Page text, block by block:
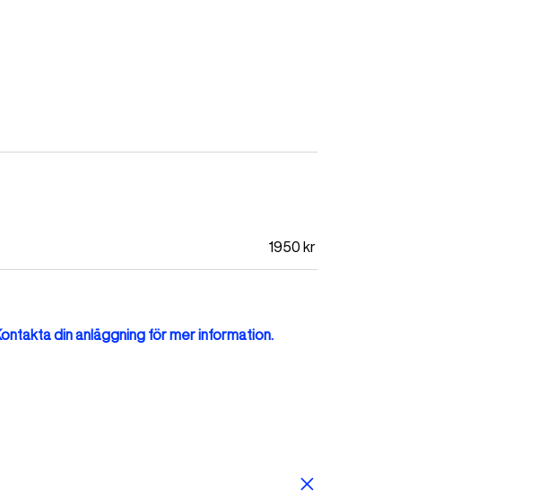
1950 kr
din anläggning för mer information.